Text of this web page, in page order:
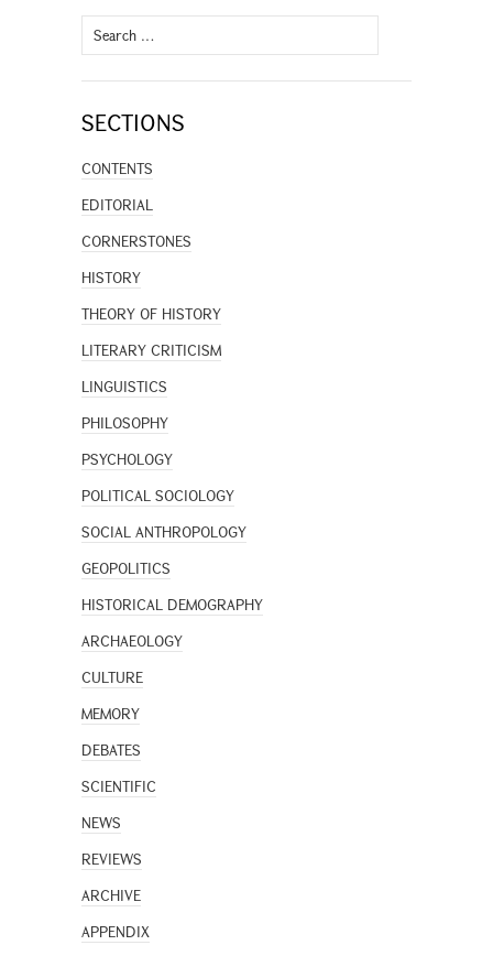
Search
for:
SECTIONS
CONTENTS
EDITORIAL
CORNERSTONES
HISTORY
THEORY OF HISTORY
LITERARY CRITICISM
LINGUISTICS
PHILOSOPHY
PSYCHOLOGY
POLITICAL SOCIOLOGY
SOCIAL ANTHROPOLOGY
GEOPOLITICS
HISTORICAL DEMOGRAPHY
ARCHAEOLOGY
CULTURE
MEMORY
DEBATES
SCIENTIFIC
NEWS
REVIEWS
ARCHIVE
APPENDIX